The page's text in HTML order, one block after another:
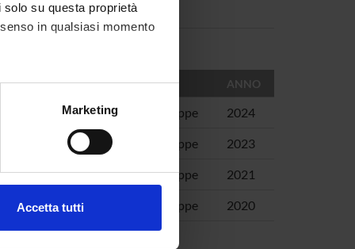
su questa proprietà
in qualsiasi momento
metro,Marketing
Accetta tutti
AUTORI ANNO
Sandrini, Giuseppe 2024
Sandrini, Giuseppe 2023
Sandrini, Giuseppe 2021
Sandrini, Giuseppe 2020